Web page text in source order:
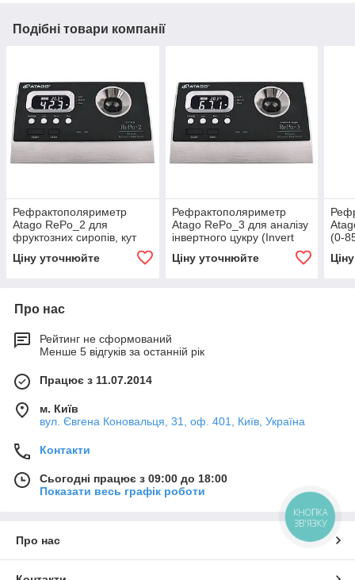
Подібні товари компанії
Рефрактополяриметр
Atago RePo_2 для
фруктозних сиропів, кут
повороту -5 до + 5° 0-85%
Brix, для ізоглюкози в %
Ціну уточнюйте
Рефрактополяриметр
Atago RePo_3 для аналізу
інвертного цукру (Invert
Ratio 0-99% та 0-85% Brix)
Ціну уточнюйте
(0-
АТК
Про нас
Рейтинг не сформований
Менше 5 відгуків за останній рік
Працює з 11.07.2014
м. Київ
вул. Євгена Коновальця, 31, оф. 401, Київ, Україна
Контакти
Сьогодні працює з 09:00 до 18:00
Показати весь графік роботи
Про нас
КНОПКА
ЗВ'ЯЗКУ